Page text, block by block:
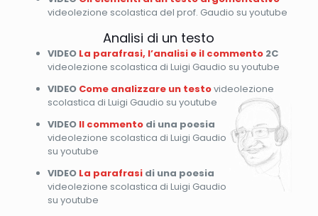
videolezione scolastica del prof. Gaudio su youtube
Analisi di un testo
VIDEO La parafrasi, l’analisi e il commento2C
videolezione scolastica di Luigi Gaudio su youtube
VIDEO Come analizzare un testovideolezione
scolastica di Luigi Gaudio su youtube
VIDEO Il commentodi una poesia
videolezione scolastica di Luigi Gaudio
su youtube
VIDEO La parafrasidi una poesia
videolezione scolastica di Luigi Gaudio
su youtube